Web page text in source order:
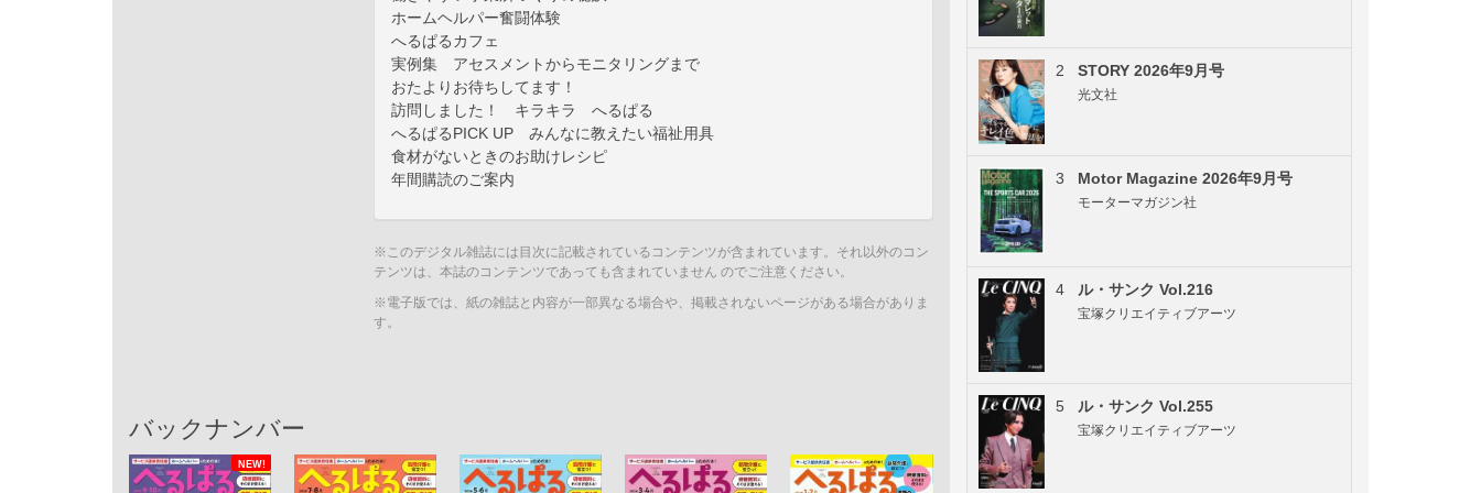
ホームヘルパー奮闘体験
へるぱるカフェ
実例集 アセスメントからモニタリングまで
おたよりお待ちしてます！
訪問しました！ キラキラ へるぱる
へるぱるPICK UP みんなに教えたい福祉用具
食材がないときのお助けレシピ
年間購読のご案内
※このデジタル雑誌には目次に記載されているコンテンツが含まれています。それ以外のコン
テンツは、本誌のコンテンツであっても含まれていません のでご注意ください。
※電子版では、紙の雑誌と内容が一部異なる場合や、掲載されないページがある場合がありま
す。
バックナンバー
NEW!
2 STORY 2026年9月号
光文社
3 Motor Magazine 2026年9月号
モーターマガジン社
4 ル・サンク Vol.216
宝塚クリエイティブアーツ
5 ル・サンク Vol.255
宝塚クリエイティブアーツ